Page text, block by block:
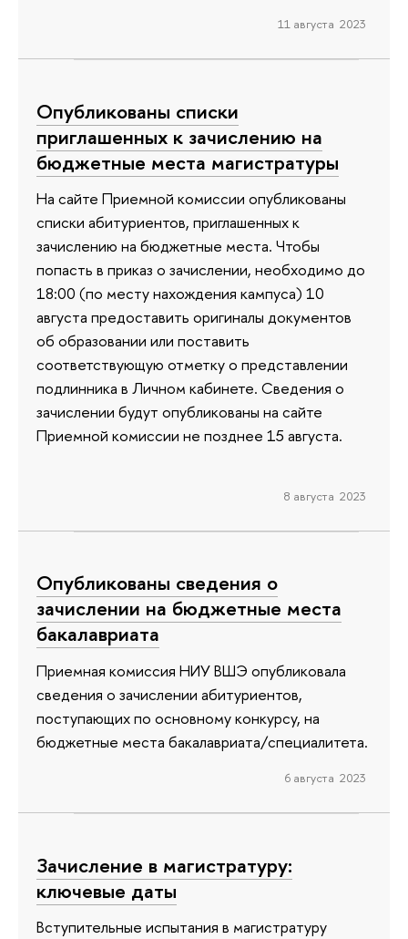
11 августа 2023
Опубликованы списки
приглашенных к зачислению на
бюджетные места магистратуры
На сайте Приемной комиссии опубликованы
списки абитуриентов, приглашенных к
зачислению на бюджетные места. Чтобы
попасть в приказ о зачислении, необходимо до
18:00 (по месту нахождения кампуса) 10
августа предоставить оригиналы документов
об образовании или поставить
соответствующую отметку о представлении
подлинника в Личном кабинете. Сведения о
зачислении будут опубликованы на сайте
Приемной комиссии не позднее 15 августа.
8 августа 2023
Опубликованы сведения о
зачислении на бюджетные места
бакалавриата
Приемная комиссия НИУ ВШЭ опубликовала
сведения о зачислении абитуриентов,
поступающих по основному конкурсу, на
бюджетные места бакалавриата/специалитета.
6 августа 2023
Зачисление в магистратуру:
ключевые даты
Вступительные испытания в магистратуру